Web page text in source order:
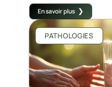
En savoir plus
PATHOLOGIES